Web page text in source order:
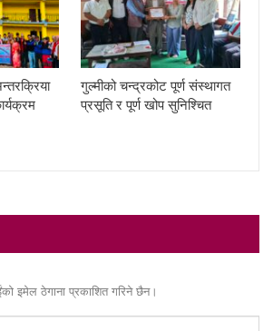
गुल्मीको चन्द्रकोट पूर्ण संस्थागत
प्रसूति र पूर्ण खोप सुनिश्चित
इमेल ठेगाना प्रकाशित गरिने छैन।